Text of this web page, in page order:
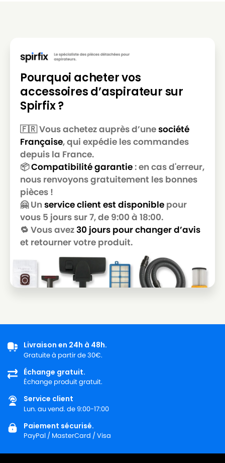
Pourquoi acheter vos
accessoires d’aspirateur sur
Spirfix ?
🇫🇷 Vous achetez auprès d’unesociété
Française, qui expédie les commandes
depuis la France.
📦Compatibilité garantie: en cas d'erreur,
nous renvoyons gratuitement les bonnes
pièces !
🤗 Un service client est disponible pour
vous 5 jours sur 7, de 9:00 à 18:00.
🔁 Vous avez30 jours pour changer d’avis
et retourner votre produit.
Livraison en 24h à 48h.
Gratuite à partir de 30€.
Échange gratuit.
Échange produit gratuit.
Service client
Lun. au vend. de 9:00-17:00
Paiement sécurisé.
PayPal / MasterCard / Visa